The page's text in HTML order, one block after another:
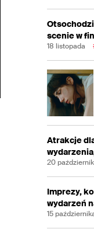
scenie w
18 listopada
Atrakcje
20
Imprezy,
wydarzeń
15